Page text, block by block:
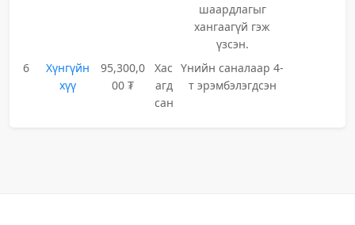
шаардлагыг
хангаагүй гэж
үзсэн.
6
Хүнгүйн
хүү
95,300,0
00 ₮
Хас
агд
сан
Үнийн саналаар 4-
т эрэмбэлэгдсэн